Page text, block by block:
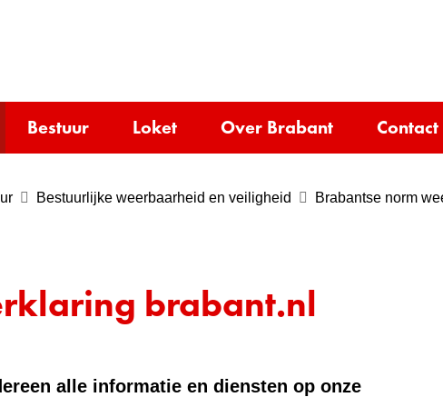
inhoud
Bestuur Loket Over Brabant Contact
Bestuurlijke weerbaarheid en veiligheid Brabantse norm
brabant.nl
alle informatie en diensten op onze